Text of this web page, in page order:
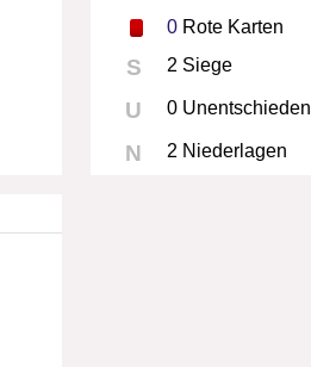
0 Rote Karten
S 2 Siege
U 0 Unentschieden
N 2 Niederlagen